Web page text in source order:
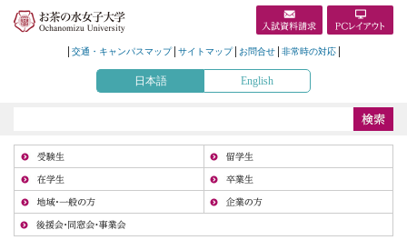
交通・キャンパスマップ サイトマップ お問合せ 非常時の対応
日本語 English